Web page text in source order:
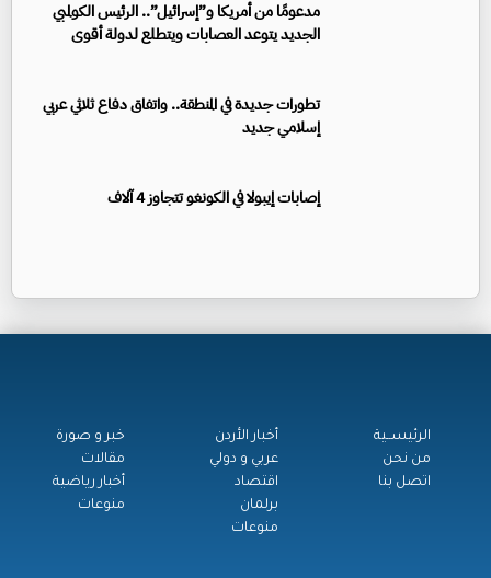
مدعومًا من أمريكا و”إسرائيل”.. الرئيس الكولمبي
الجديد يتوعد العصابات ويتطلع لدولة أقوى
تطورات جديدة في المنطقة.. واتفاق دفاع ثلاثي عربي
إسلامي جديد
إصابات إيبولا في الكونغو تتجاوز 4 آلاف
الرئيســية
من نحن
اتصل بنا
أخبار الأردن
عربي و دولي
اقتصاد
برلمان
منوعات
خبر و صورة
مقالات
أخبار رياضية
منوعات